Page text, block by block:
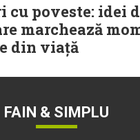
cu poveste: idei
marchează
din viață
FAIN & SIMPLU